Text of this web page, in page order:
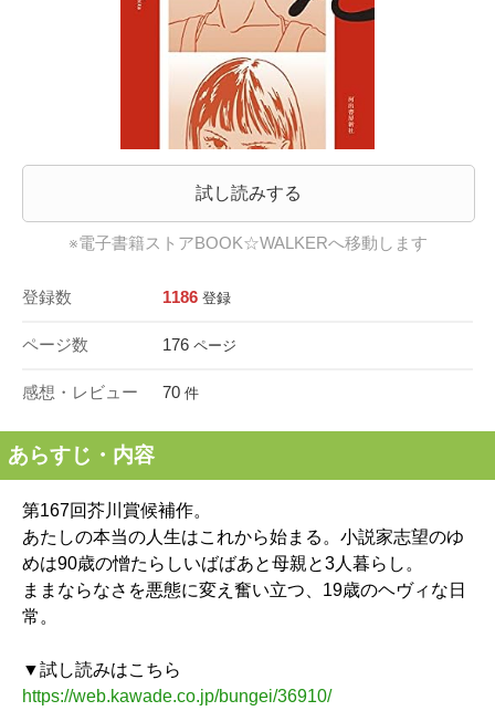
試し読みする
※電子書籍ストアBOOK☆WALKERへ移動します
登録数 1186 登録
ページ数 176 ページ
感想・レビュー 70 件
あらすじ・内容
第167回芥川賞候補作。
あたしの本当の人生はこれから始まる。小説家志望のゆ
めは90歳の憎たらしいばばあと母親と3人暮らし。
ままならなさを悪態に変え奮い立つ、19歳のヘヴィな日
常。
▼試し読みはこちら
https://web.kawade.co.jp/bungei/36910/